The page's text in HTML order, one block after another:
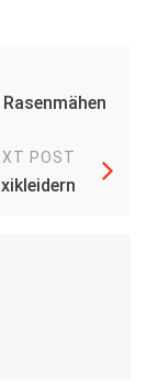
POST